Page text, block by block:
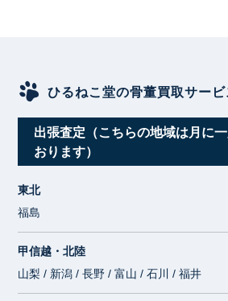
ひるねこ堂の骨董買取サー
出張査定（こちらの地域は月に
おります）
東北
福島
甲信越・北陸
山梨 / 新潟 / 長野 / 富山 / 石川 / 福井